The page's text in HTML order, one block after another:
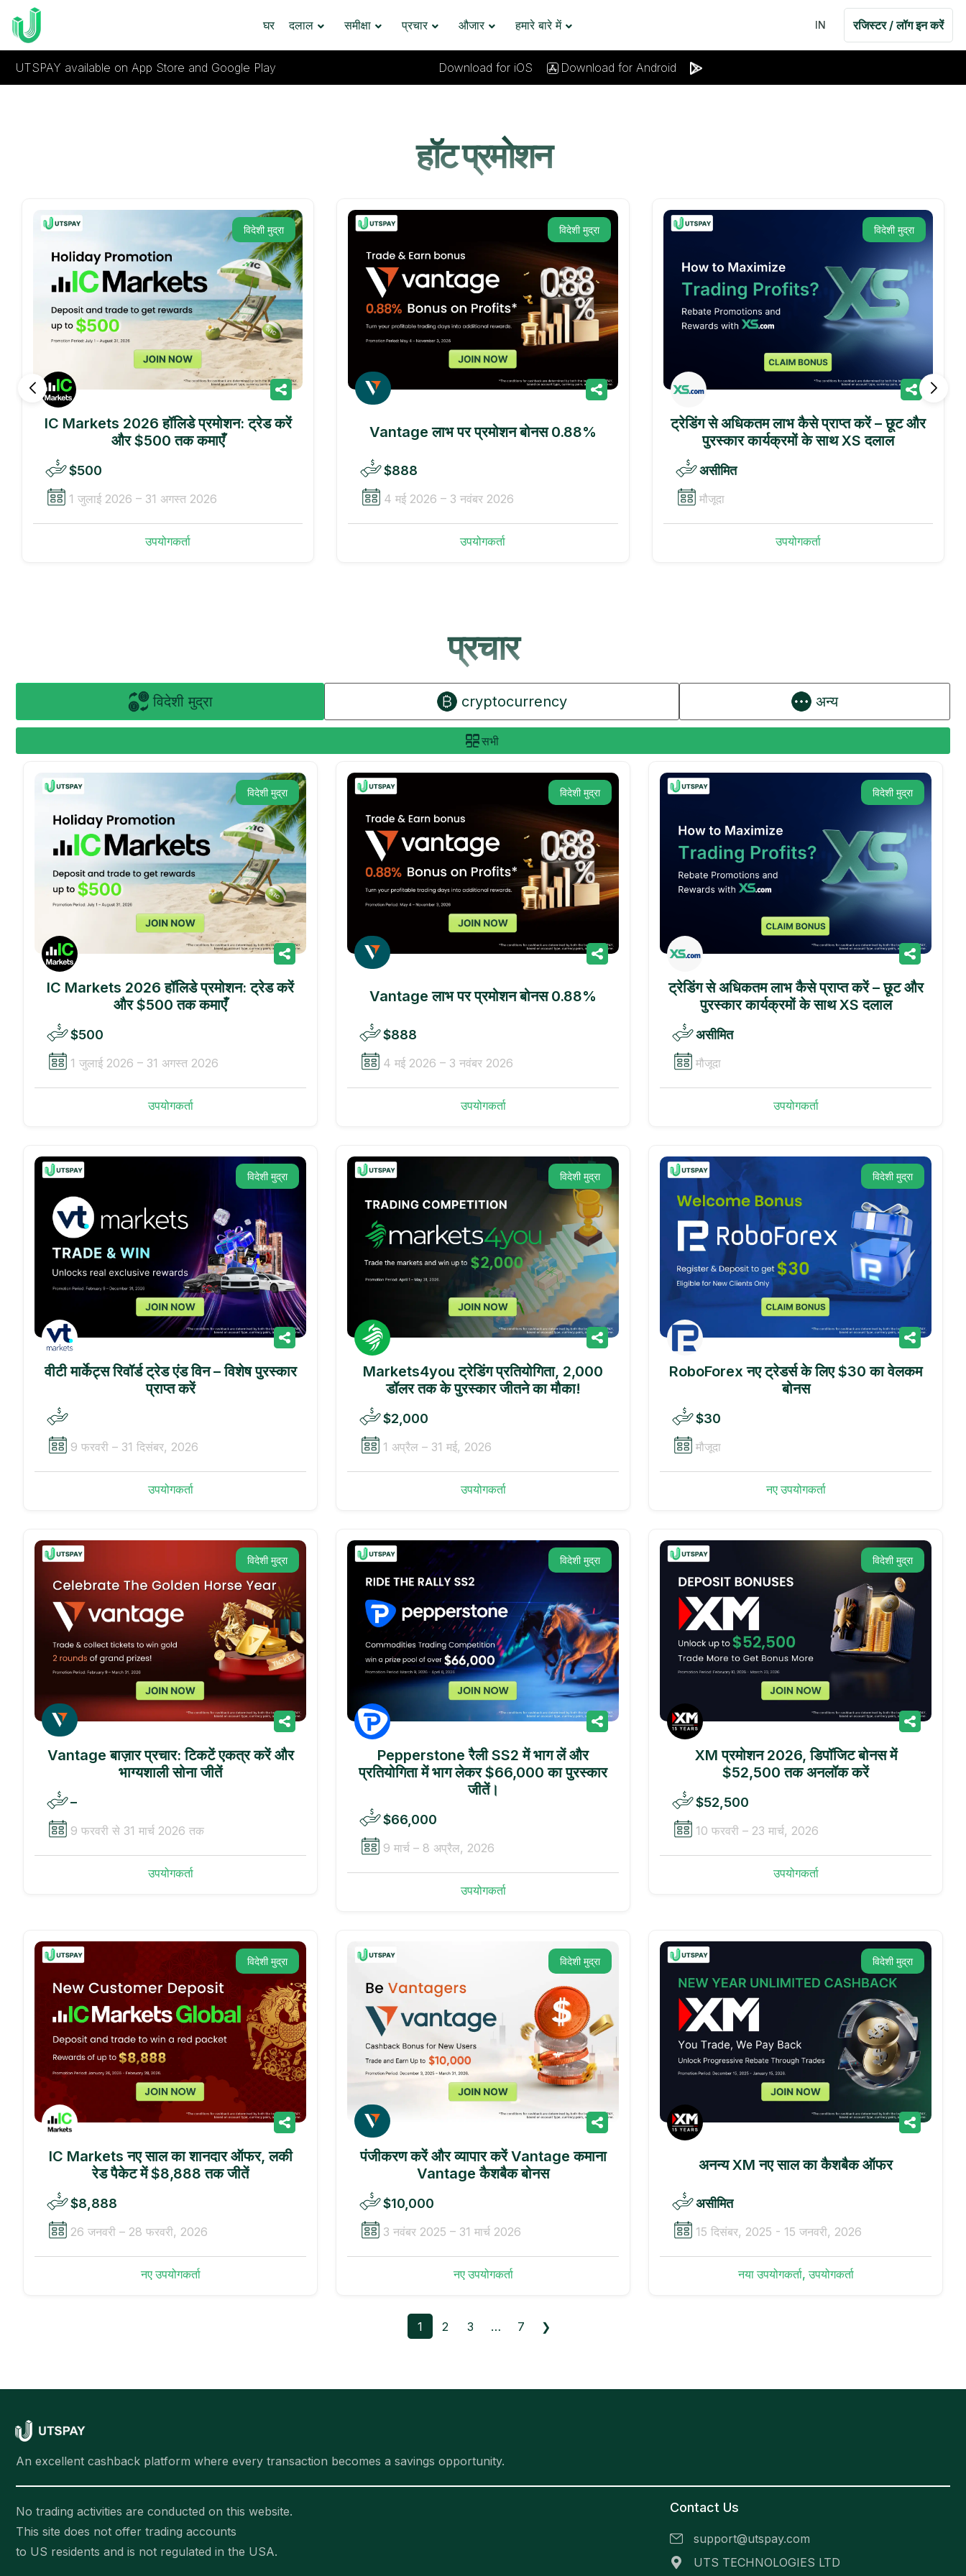
घर दलाल समीक्षा प्रचार औजार हमारे बारे में IN रजिस्टर / लॉग इन करें
UTSPAY available on App Store and Google Play Download for iOS Download for Android
हॉट प्रमोशन
विदेशी मुद्रा
IC Markets 2026 हॉलिडे प्रमोशन: ट्रेड करें
और $500 तक कमाएँ
$500
1 जुलाई 2026 – 31 अगस्त 2026
उपयोगकर्ता
विदेशी मुद्रा
Vantage लाभ पर प्रमोशन बोनस 0.88%
$888
4 मई 2026 – 3 नवंबर 2026
उपयोगकर्ता
विदेशी मुद्रा
ट्रेडिंग से अधिकतम लाभ कैसे प्राप्त करें – छूट और
पुरस्कार कार्यक्रमों के साथ XS दलाल
असीमित
मौजूदा
उपयोगकर्ता
प्रचार
विदेशी मुद्रा cryptocurrency अन्य
सभी
विदेशी मुद्रा
IC Markets 2026 हॉलिडे प्रमोशन: ट्रेड करें
और $500 तक कमाएँ
$500
1 जुलाई 2026 – 31 अगस्त 2026
उपयोगकर्ता
विदेशी मुद्रा
Vantage लाभ पर प्रमोशन बोनस 0.88%
$888
4 मई 2026 – 3 नवंबर 2026
उपयोगकर्ता
विदेशी मुद्रा
ट्रेडिंग से अधिकतम लाभ कैसे प्राप्त करें – छूट और
पुरस्कार कार्यक्रमों के साथ XS दलाल
असीमित
मौजूदा
उपयोगकर्ता
विदेशी मुद्रा
वीटी मार्केट्स रिवॉर्ड ट्रेड एंड विन – विशेष पुरस्कार
प्राप्त करें
9 फरवरी – 31 दिसंबर, 2026
उपयोगकर्ता
विदेशी मुद्रा
Markets4you ट्रेडिंग प्रतियोगिता, 2,000
डॉलर तक के पुरस्कार जीतने का मौका!
$2,000
1 अप्रैल – 31 मई, 2026
उपयोगकर्ता
विदेशी मुद्रा
RoboForex नए ट्रेडर्स के लिए $30 का वेलकम
बोनस
$30
मौजूदा
नए उपयोगकर्ता
विदेशी मुद्रा
Vantage बाज़ार प्रचार: टिकटें एकत्र करें और
भाग्यशाली सोना जीतें
–
9 फरवरी से 31 मार्च 2026 तक
उपयोगकर्ता
विदेशी मुद्रा
Pepperstone रैली SS2 में भाग लें और
प्रतियोगिता में भाग लेकर $66,000 का पुरस्कार
जीतें।
$66,000
9 मार्च – 8 अप्रैल, 2026
उपयोगकर्ता
विदेशी मुद्रा
XM प्रमोशन 2026, डिपॉजिट बोनस में
$52,500 तक अनलॉक करें
$52,500
10 फरवरी – 23 मार्च, 2026
उपयोगकर्ता
विदेशी मुद्रा
IC Markets नए साल का शानदार ऑफर, लकी
रेड पैकेट में $8,888 तक जीतें
$8,888
26 जनवरी – 28 फरवरी, 2026
नए उपयोगकर्ता
विदेशी मुद्रा
पंजीकरण करें और व्यापार करें Vantage कमाना
Vantage कैशबैक बोनस
$10,000
3 नवंबर 2025 – 31 मार्च 2026
नए उपयोगकर्ता
विदेशी मुद्रा
अनन्य XM नए साल का कैशबैक ऑफर
असीमित
15 दिसंबर, 2025 - 15 जनवरी, 2026
नया उपयोगकर्ता, उपयोगकर्ता
1 2 3 … 7 ❯
An excellent cashback platform where every transaction becomes a savings opportunity.
No trading activities are conducted on this website.
This site does not offer trading accounts
to US residents and is not regulated in the USA.
Contact Us
support@utspay.com
UTS TECHNOLOGIES LTD